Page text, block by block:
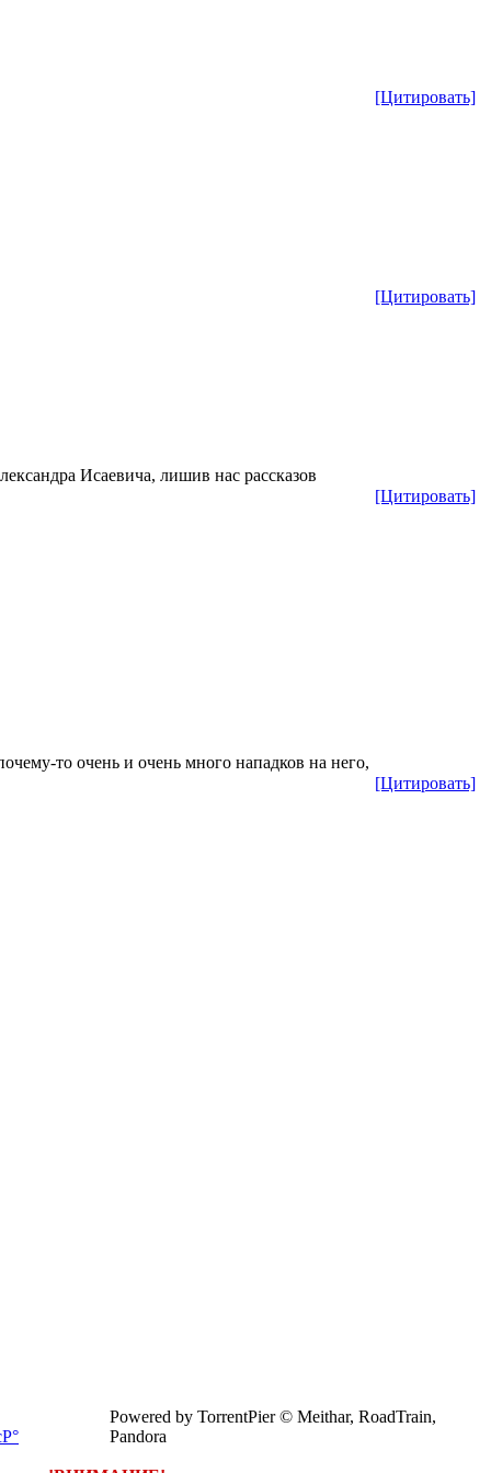
[Цитировать]
[Цитировать]
[Цитировать]
Исаевича, лишив нас рассказов
[Цитировать]
то очень и очень много нападков на него,
Powered by TorrentPier © Meithar, RoadTrain,
Pandora